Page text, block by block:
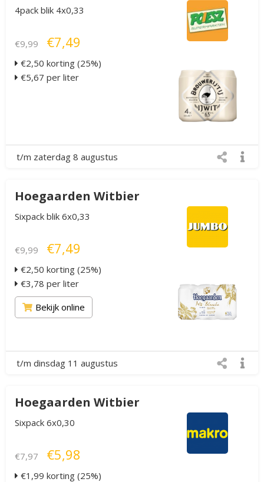
4pack blik 4x0,33
€9,99 €7,49
€2,50 korting (25%)
€5,67 per liter
t/m zaterdag 8 augustus
Hoegaarden Witbier
Sixpack blik 6x0,33
€9,99 €7,49
€2,50 korting (25%)
€3,78 per liter
Bekijk online
t/m dinsdag 11 augustus
Hoegaarden Witbier
Sixpack 6x0,30
€7,97 €5,98
€1,99 korting (25%)